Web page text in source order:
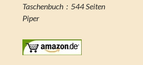
Taschenbuch ‏ : ‎ 544 Seiten
Piper